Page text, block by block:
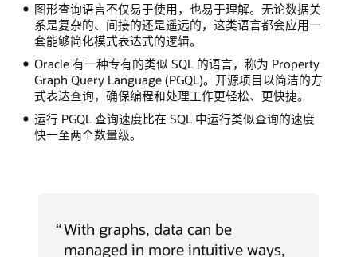
图形查询语言不仅易于使用，也易于理解。无论数据关
系是复杂的、间接的还是遥远的，这类语言都会应用一
套能够简化模式表达式的逻辑。
Oracle 有一种专有的类似 SQL 的语言，称为 Property
Graph Query Language (PGQL)。开源项目以简洁的方
式表达查询，确保编程和处理工作更轻松、更快捷。
运行 PGQL 查询速度比在 SQL 中运行类似查询的速度
快一至两个数量级。
“With graphs, data can be
managed in more intuitive ways,